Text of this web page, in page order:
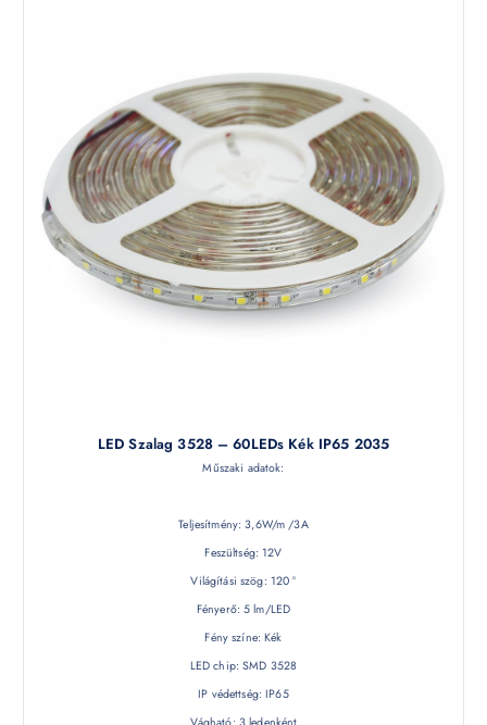
LED Szalag 3528 – 60LEDs Kék IP65 2035
Műszaki adatok:
Teljesítmény: 3,6W/m /3A
Feszültség: 12V
Világítási szög: 120 °
Fényerő: 5 lm/LED
Fény színe: Kék
LED chip: SMD 3528
IP védettség: IP65